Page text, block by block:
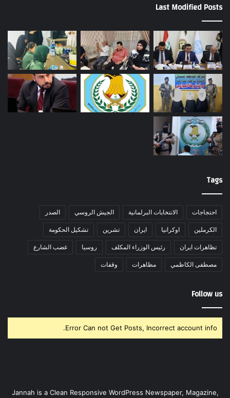
Last Modified Posts
Tags
احتجاجات الانتخابات البرلمانية الجيش الروسي الصدر
الكرملين اوكرانيا ايران تشرين تشكيل الحكومة
تظاهرات ايران رئيس الوزراء المكلف روسيا غضب الشارع
مصطفى الكاظمي مظاهرات وقفات
Follow us
Error Can not Get Posts, Incorrect account info.
Jannah is a Clean Responsive WordPress Newspaper, Magazine,